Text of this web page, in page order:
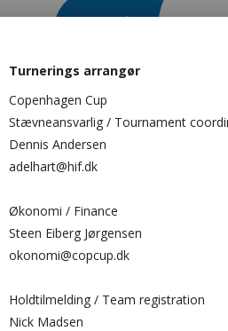
Turnerings arrangør
Copenhagen Cup
Stævneansvarlig / Tournament
Dennis Andersen
adelhart@hif.dk
Økonomi / Finance
Steen Eiberg Jørgensen
okonomi@copcup.dk
Holdtilmelding / Team registration
Nick Madsen